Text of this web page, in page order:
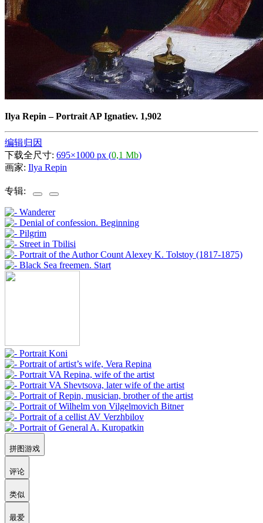
Ilya Repin –Portrait AP Ignatiev. 1,902
编辑归因
下载全尺寸: 695×1000 px (0,1 Mb)
画家: Ilya Repin
专辑:
拼图游戏
评论
类似
最爱